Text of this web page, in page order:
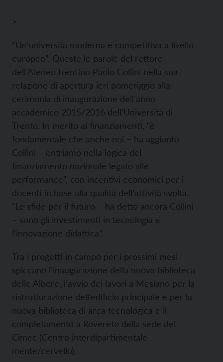
>
“Un’università moderna e competitiva a livello
europeo”. Queste le parole del rettore
dell’Ateneo trentino Paolo Collini nella sua
relazione di apertura ieri pomeriggio alla
cerimonia di inaugurazione dell’anno
accademico 2015/2016 dell’Università di
Trento. In merito ai finanziamenti, “è
fondamentale che anche noi – ha aggiunto
Collini – entriamo nella logica del
finanziamento nazionale legato alle
performance”, con incentivi economici per i
docenti in base alla qualità dell’attività svolta.
“Le sfide per il futuro – ha detto ancora Collini
– sono gli investimenti in tecnologia e
l’innovazione didattica”.
Tra i progetti in campo per i prossimi mesi
spiccano l’inaugurazione della nuova biblioteca
delle Albere, l’avvio dei lavori a Mesiano per la
ristrutturazione dell’edificio principale e per la
nuova biblioteca di area tecnologica e il
completamento a Rovereto della sede del
Cimec (Centro interdipartimentale
mente/cervello).